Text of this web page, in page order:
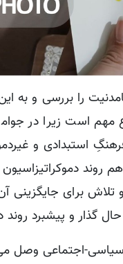
را بررسی و
مهم است زیرا در
و
برای جایگزینی
و پیشبرد روند
سیاسی-اجتماعی